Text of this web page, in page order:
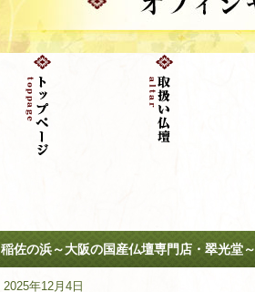
稲佐の浜～大阪の国産仏壇専門店・翠光堂～
2025年12月4日